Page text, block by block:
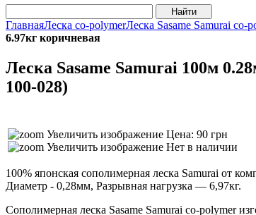
ГлавнаяЛеска co-polymerЛеска Sasame Samurai co-
6.97кг коричневая
Леска Sasame Samurai 100м
100-028)
Увеличить изображение
Увеличить изображение
Цена: 90 грн
Нет в наличии
100% японская сополимерная леска Samurai от
Диаметр - 0,28мм, Разрывная нагрузка — 6,97кг.
Сополимерная леска Sasame Samurai co-polymer